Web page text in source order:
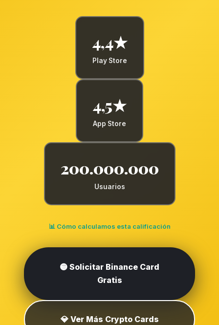
4,4★
Play Store
4,5★
App Store
200.000.000
Usuarios
📊 Cómo calculamos esta calificación
🟡 Solicitar Binance Card
Gratis
💎 Ver Más Crypto Cards